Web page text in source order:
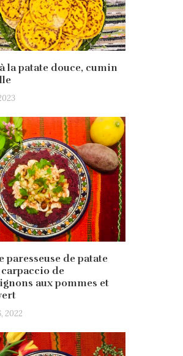
la patate douce, cumin
paresseuse de patate
de
aux pommes et
2022